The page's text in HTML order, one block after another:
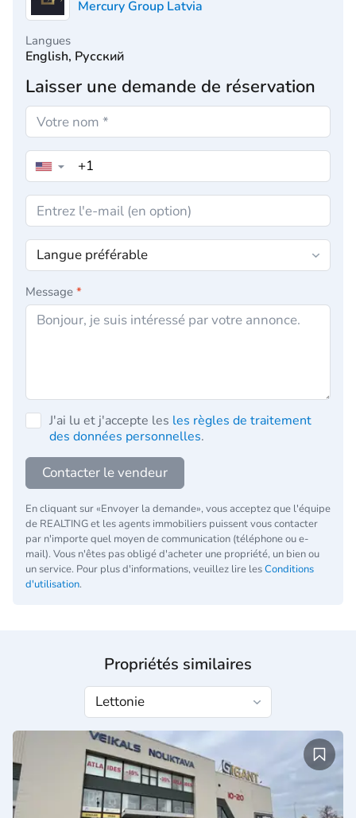
Mercury Group Latvia
Langues
English, Русский
Laisser une demande de réservation
▼
Message *
J'ai lu et j'accepte les les règles de traitement
des données personnelles.
Contacter le vendeur
En cliquant sur «Envoyer la demande», vous acceptez que l'équipe
de REALTING et les agents immobiliers puissent vous contacter
par n'importe quel moyen de communication (téléphone ou e-
mail). Vous n'êtes pas obligé d'acheter une propriété, un bien ou
un service. Pour plus d'informations, veuillez lire lesConditions
d'utilisation.
Propriétés similaires